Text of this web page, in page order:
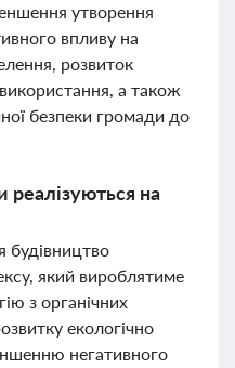
утворення
впливу на
розвиток
а також
безпеки громади до
реалізуються на
будівництво
який вироблятиме
з органічних
екологічно
негативного